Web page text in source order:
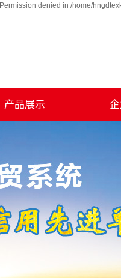
denied in /home/
产品展示
家纺用品
纺织品